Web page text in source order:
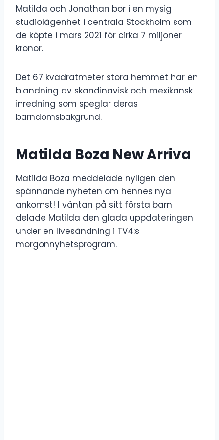
Matilda och Jonathan bor i en mysig
studiolägenhet i centrala Stockholm som
de köpte i mars 2021 för cirka 7 miljoner
kronor.
Det 67 kvadratmeter stora hemmet har en
blandning av skandinavisk och mexikansk
inredning som speglar deras
barndomsbakgrund.
Matilda Boza New Arriva
Matilda Boza meddelade nyligen den
spännande nyheten om hennes nya
ankomst! I väntan på sitt första barn
delade Matilda den glada uppdateringen
under en livesändning i TV4:s
morgonnyhetsprogram.